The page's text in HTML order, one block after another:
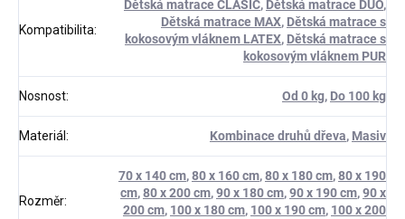
Kompatibilita:
Dětská matrace CLASIC, Dětská matrace DUO,
Dětská matrace MAX, Dětská matrace s
kokosovým vláknem LATEX, Dětská matrace s
kokosovým vláknem PUR
Nosnost: Od 0 kg, Do 100 kg
Materiál: Kombinace druhů dřeva, Masiv
Rozměr:
70 x 140 cm,80 x 160 cm,80 x 180 cm,80 x 190
cm,80 x 200 cm,90 x 180 cm,90 x 190 cm,90 x
200 cm, 100 x 180 cm, 100 x 190 cm, 100 x 200